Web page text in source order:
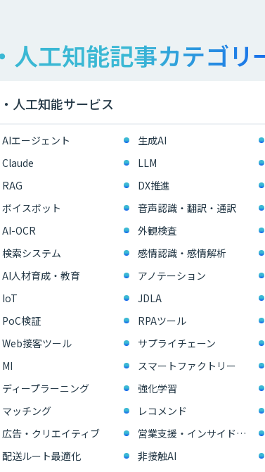
人工知能記事カテゴリ
人工知能サービス
AIエージェント 生成AI
Claude
LLM
RAG
DX推進
ボイスボット
音声認識・翻訳・通訳
AI-OCR
外観検査
検索システム
感情認識・感情解析
AI人材育成・教育
アノテーション
IoT
JDLA
PoC検証
RPAツール
Web接客ツール
サプライチェーン
MI
スマートファクトリー
ディープラーニング
強化学習
マッチング
レコメンド
広告・クリエイティブ
営業支援・インサイドセールス
配送ルート最適化
非接触AI